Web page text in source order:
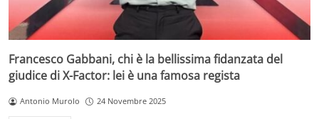
Francesco Gabbani, chi è la bellissima fidanzata del
giudice di X-Factor: lei è una famosa regista
Antonio Murolo 24 Novembre 2025